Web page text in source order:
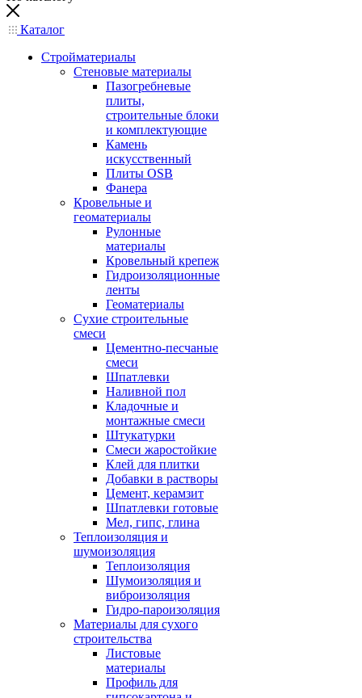
Каталог
Стройматериалы
Стеновые материалы
Пазогребневые
плиты,
строительные блоки
и комплектующие
Камень
искусственный
Плиты OSB
Фанера
Кровельные и
геоматериалы
Рулонные
материалы
Кровельный крепеж
Гидроизоляционные
ленты
Геоматериалы
Сухие строительные
смеси
Цементно-песчаные
смеси
Шпатлевки
Наливной пол
Кладочные и
монтажные смеси
Штукатурки
Смеси жаростойкие
Клей для плитки
Добавки в растворы
Цемент, керамзит
Шпатлевки готовые
Мел, гипс, глина
Теплоизоляция и
шумоизоляция
Теплоизоляция
Шумоизоляция и
виброизоляция
Гидро-пароизоляция
Материалы для сухого
строительства
Листовые
материалы
Профиль для